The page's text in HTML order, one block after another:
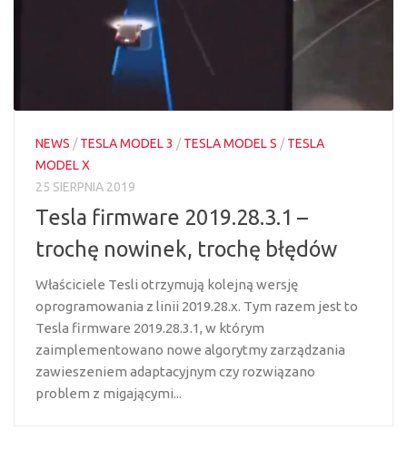
NEWS /TESLA MODEL 3 /TESLA MODEL S /TESLA
MODEL X
25 SIERPNIA 2019
Tesla firmware 2019.28.3.1 –
trochę nowinek, trochę błędów
Właściciele Tesli otrzymują kolejną wersję
oprogramowania z linii 2019.28.x. Tym razem jest to
Tesla firmware 2019.28.3.1, w którym
zaimplementowano nowe algorytmy zarządzania
zawieszeniem adaptacyjnym czy rozwiązano
problem z migającymi...